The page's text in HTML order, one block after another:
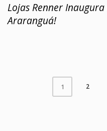
Lojas Renner
Araranguá!
1 2